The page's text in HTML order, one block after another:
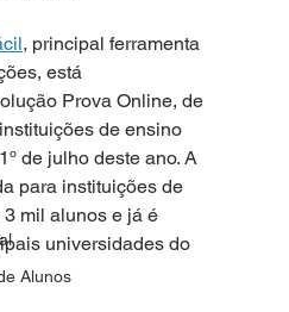
Alunos
, principal ferramenta
está
Prova Online, de
de ensino
de julho deste ano. A
para instituições de
mil alunos e já é
universidades do